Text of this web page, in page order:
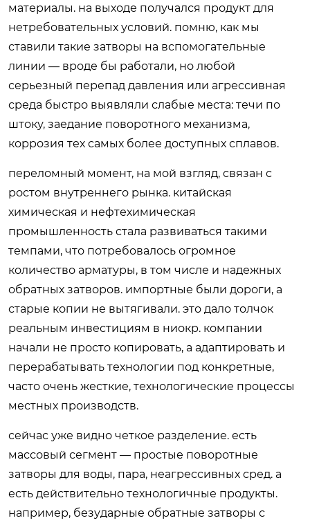
материалы. на выходе получался продукт для
нетребовательных условий. помню, как мы
ставили такие затворы на вспомогательные
линии — вроде бы работали, но любой
серьезный перепад давления или агрессивная
среда быстро выявляли слабые места: течи по
штоку, заедание поворотного механизма,
коррозия тех самых более доступных сплавов.
переломный момент, на мой взгляд, связан с
ростом внутреннего рынка. китайская
химическая и нефтехимическая
промышленность стала развиваться такими
темпами, что потребовалось огромное
количество арматуры, в том числе и надежных
обратных затворов. импортные были дороги, а
старые копии не вытягивали. это дало толчок
реальным инвестициям в ниокр. компании
начали не просто копировать, а адаптировать и
перерабатывать технологии под конкретные,
часто очень жесткие, технологические процессы
местных производств.
сейчас уже видно четкое разделение. есть
массовый сегмент — простые поворотные
затворы для воды, пара, неагрессивных сред. а
есть действительно технологичные продукты.
например, безударные обратные затворы с